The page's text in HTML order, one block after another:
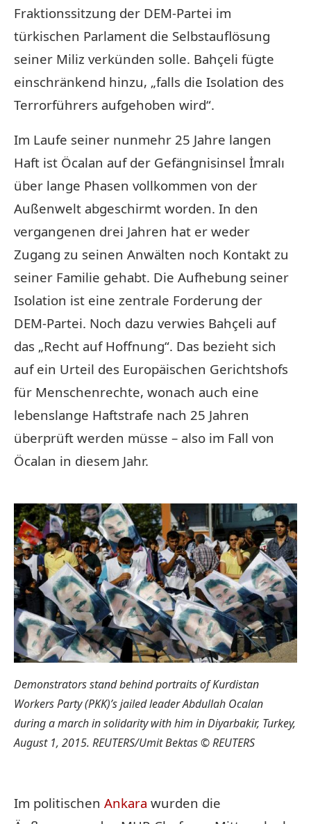
Fraktionssitzung der DEM-Partei im
türkischen Parlament die Selbstauflösung
seiner Miliz verkünden solle. Bahçeli fügte
einschränkend hinzu, „falls die Isolation des
Terrorführers aufgehoben wird“.
Im Laufe seiner nunmehr 25 Jahre langen
Haft ist Öcalan auf der Gefängnisinsel İmralı
über lange Phasen vollkommen von der
Außenwelt abgeschirmt worden. In den
vergangenen drei Jahren hat er weder
Zugang zu seinen Anwälten noch Kontakt zu
seiner Familie gehabt. Die Aufhebung seiner
Isolation ist eine zentrale Forderung der
DEM-Partei. Noch dazu verwies Bahçeli auf
das „Recht auf Hoffnung“. Das bezieht sich
auf ein Urteil des Europäischen Gerichtshofs
für Menschenrechte, wonach auch eine
lebenslange Haftstrafe nach 25 Jahren
überprüft werden müsse – also im Fall von
Öcalan in diesem Jahr.
Demonstrators stand behind portraits of Kurdistan
Workers Party (PKK)’s jailed leader Abdullah Ocalan
during a march in solidarity with him in Diyarbakir, Turkey,
August 1, 2015. REUTERS/Umit Bektas© REUTERS
Im politischen Ankara wurden die